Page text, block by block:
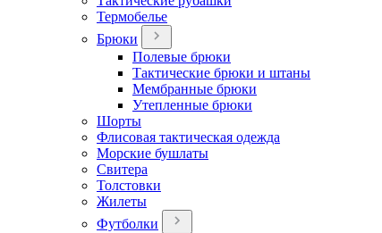
Термобелье
Брюки
Полевые брюки
Тактические брюки и штаны
Мембранные брюки
Утепленные брюки
Шорты
Флисовая тактическая одежда
Морские бушлаты
Свитера
Толстовки
Жилеты
Футболки